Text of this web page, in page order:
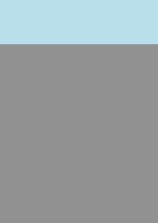
Boho De Bolinhas Em
Ear